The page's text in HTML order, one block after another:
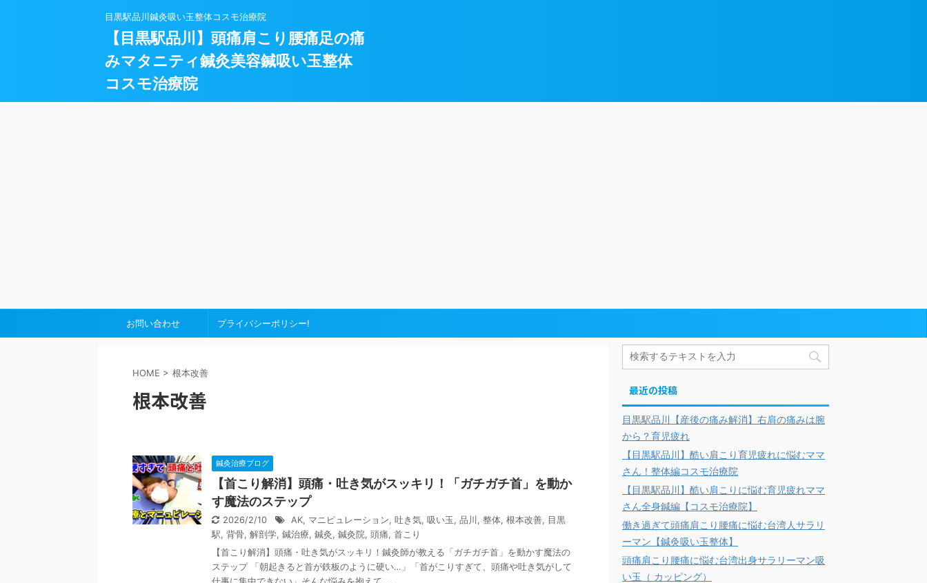
目黒駅品川鍼灸吸い玉整体コスモ治療院
【目黒駅品川】頭痛肩こり腰痛足の痛
みマタニティ鍼灸美容鍼吸い玉整体
コスモ治療院
お問い合わせ プライバシーポリシー!
HOME > 根本改善
根本改善
鍼灸治療ブログ
【首こり解消】頭痛・吐き気がスッキリ！「ガチガチ首」を動か
す魔法のステップ
2026/2/10 AK, マニピュレーション, 吐き気, 吸い玉, 品川 , 整体, 根本改善, 目黒
駅, 背骨, 解剖学, 鍼治療, 鍼灸, 鍼灸院, 頭痛, 首こり
【首こり解消】頭痛・吐き気がスッキリ！鍼灸師が教える「ガチガチ首」を動かす魔法の
ステップ 「朝起きると首が鉄板のように硬い…」「首がこりすぎて、頭痛や吐き気がして
最近の投稿
目黒駅品川【産後の痛み解消】右肩の痛みは腕
から？育児疲れ
【目黒駅品川】酷い肩こり育児疲れに悩むママ
さん！整体編コスモ治療院
【目黒駅品川】酷い肩こりに悩む育児疲れママ
さん全身鍼編【コスモ治療院】
働き過ぎて頭痛肩こり腰痛に悩む台湾人サラリ
ーマン【鍼灸吸い玉整体】
頭痛肩こり腰痛に悩む台湾出身サラリーマン吸
い玉（ カッピング）